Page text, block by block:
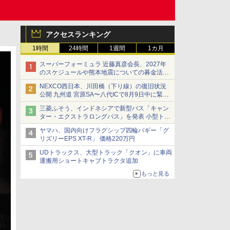
アクセスランキング
1時間 24時間 1週間 1カ月
スーパーフォーミュラ 近藤真彦会長、2027年
のスケジュールや熊本地震についての募金活動
を紹介
NEXCO西日本、川田橋（下り線）の復旧状況
公開 九州道 宮原SA〜八代ICで8月9日中に緊急
車両を通行可能に
三菱ふそう、インドネシアで新型バス「キャン
ター・エクストラロングバス」を発表 小型トラ
ックベースの観光・旅客輸送向けバス
ヤマハ、国内向けフラグシップ四輪バギー「グ
リズリーEPS XT-R」 価格220万円
UDトラックス、大型トラック「クオン」に車両
運搬用ショートキャブトラクタ追加
もっと見る